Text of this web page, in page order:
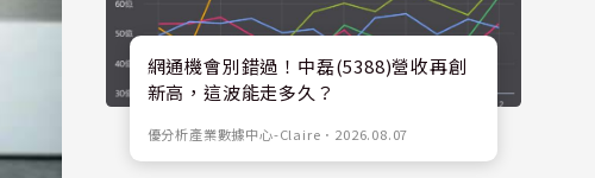
網通機會別錯過！中磊(5388)營收再創
新高，這波能走多久？
優分析產業數據中心-Claire ． 2026.08.07